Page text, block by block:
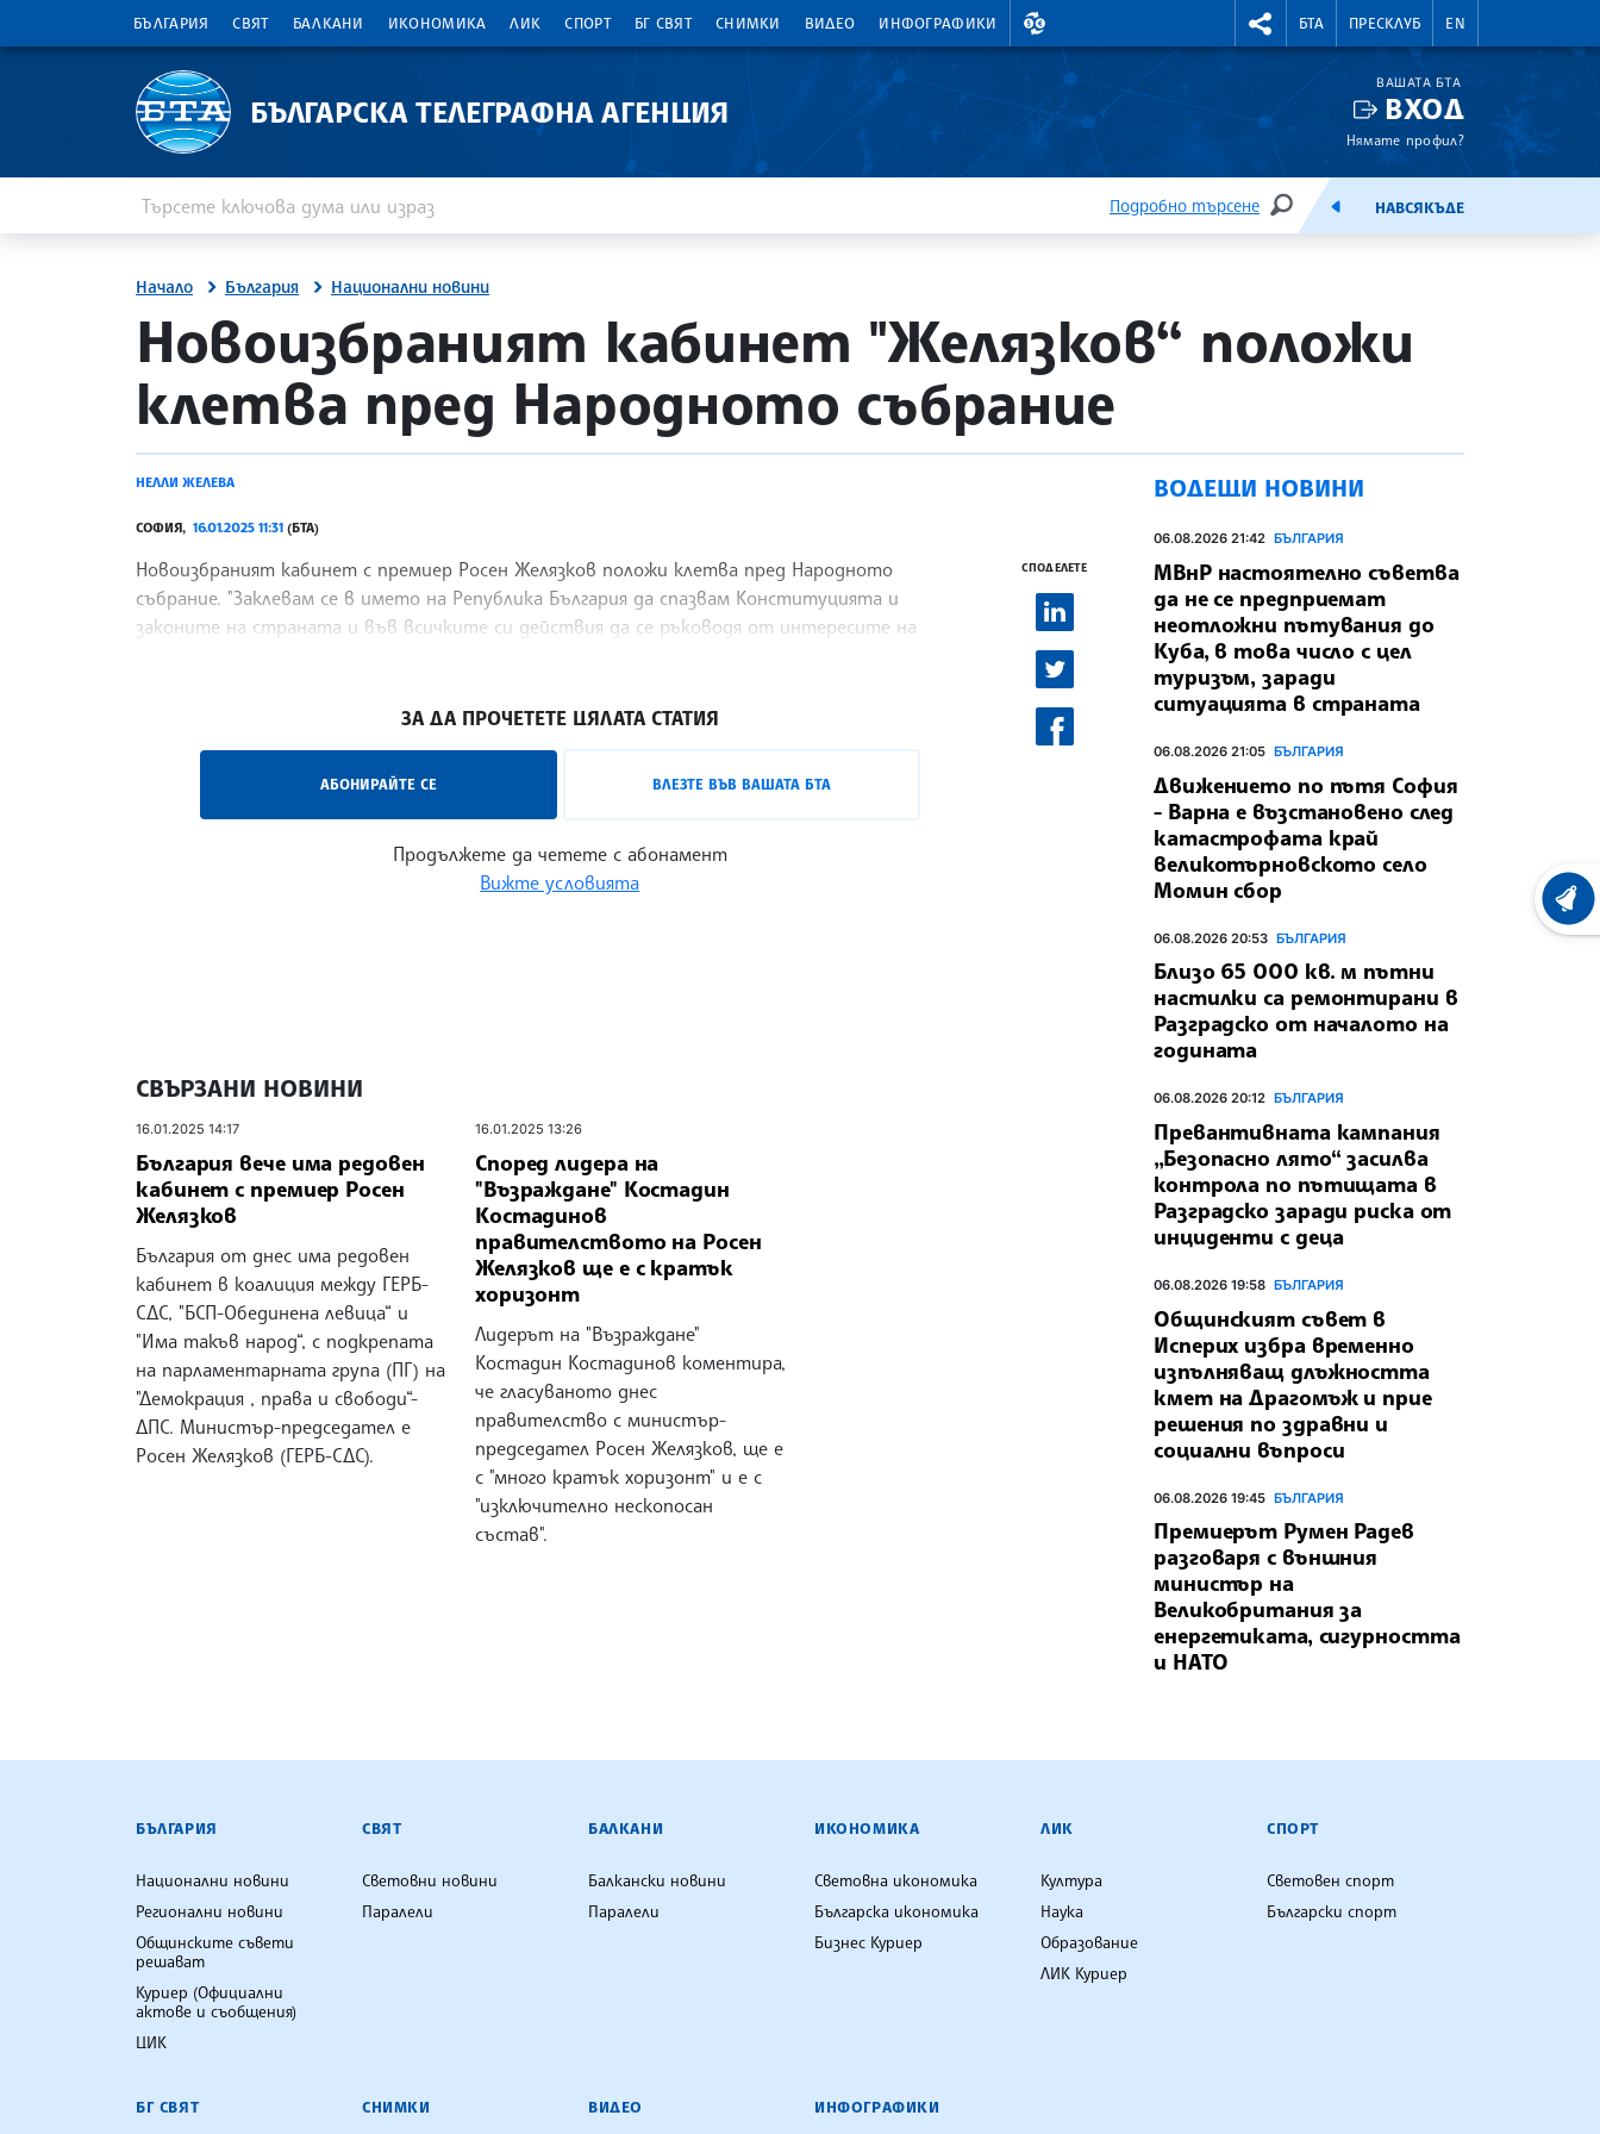
БЪЛГАРИЯ СВЯТ БАЛКАНИ ИКОНОМИКА ЛИК СПОРТ БГ СВЯТ СНИМКИ ВИДЕО ИНФОГРАФИКИ
ВАЛУТНИ КУРСОВЕ RIGHTMENU.SOCIAL
БТА ПРЕСКЛУБ EN
БЪЛГАРСКА ТЕЛЕГРАФНА АГЕНЦИЯ
ВАШАТА БТА
ВХОД
Нямате профил?
Подробно търсене
ТЪРСЕНЕЕМИСИЯНАВСЯКЪДЕ
Начало България Национални новини
site.bta
Новоизбраният кабинет "Желязков“ положи
клетва пред Народното събрание
НЕЛЛИ ЖЕЛЕВА
СОФИЯ, 16.01.2025 11:31 (БТА)
Новоизбраният кабинет с премиер Росен Желязков положи клетва пред Народното
събрание. "Заклевам се в името на Република България да спазвам Конституцията и
законите на страната и във всичките си действия да се ръководя от интересите на
ЗА ДА ПРОЧЕТЕТЕ ЦЯЛАТА СТАТИЯ
АБОНИРАЙТЕ СЕ ВЛЕЗТЕ ВЪВ ВАШАТА БТА
Продължете да четете с абонамент
Вижте условията
СПОДЕЛЕТЕ
СВЪРЗАНИ НОВИНИ
16.01.2025 14:17
България вече има редовен
кабинет с премиер Росен
Желязков
България от днес има редовен
кабинет в коалиция между ГЕРБ-
СДС, "БСП-Обединена левица“ и
"Има такъв народ“, с подкрепата
на парламентарната група (ПГ) на
"Демокрация , права и свободи“-
ДПС. Министър-председател е
Росен Желязков (ГЕРБ-СДС).
16.01.2025 13:26
Според лидера на
"Възраждане" Костадин
Костадинов
правителството на Росен
Желязков ще е с кратък
хоризонт
Лидерът на "Възраждане"
Костадин Костадинов коментира,
че гласуваното днес
правителство с министър-
председател Росен Желязков, ще е
с "много кратък хоризонт" и е с
"изключително нескопосан
състав".
ВОДЕЩИ НОВИНИ
06.08.2026 21:42 БЪЛГАРИЯ
МВнР настоятелно съветва
да не се предприемат
неотложни пътувания до
Куба, в това число с цел
туризъм, заради
ситуацията в страната
06.08.2026 21:05 БЪЛГАРИЯ
Движението по пътя София
- Варна е възстановено след
катастрофата край
великотърновското село
Момин сбор
06.08.2026 20:53 БЪЛГАРИЯ
Близо 65 000 кв. м пътни
настилки са ремонтирани в
Разградско от началото на
годината
06.08.2026 20:12 БЪЛГАРИЯ
Превантивната кампания
„Безопасно лято“ засилва
контрола по пътищата в
Разградско заради риска от
инциденти с деца
06.08.2026 19:58 БЪЛГАРИЯ
Общинският съвет в
Исперих избра временно
изпълняващ длъжността
кмет на Драгомъж и прие
решения по здравни и
социални въпроси
06.08.2026 19:45 БЪЛГАРИЯ
Премиерът Румен Радев
разговаря с външния
министър на
Великобритания за
енергетиката, сигурността
и НАТО
БЪЛГАРСКА ТЕЛЕГРАФНА АГЕНЦИЯ
БЪЛГАРИЯ
Национални новини
Регионални новини
Общинските съвети
решават
Куриер (Официални
актове и съобщения)
ЦИК
СВЯТ
Световни новини
Паралели
БАЛКАНИ
Балкански новини
Паралели
ИКОНОМИКА
Световна икономика
Българска икономика
Бизнес Куриер
ЛИК
Култура
Наука
Образование
ЛИК Куриер
СПОРТ
Световен спорт
Български спорт
БГ СВЯТ СНИМКИ ВИДЕО ИНФОГРАФИКИ